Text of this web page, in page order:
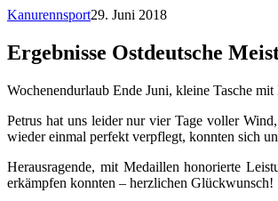
Kanurennsport29. Juni 2018
Ergebnisse Ostdeutsche
Wochenendurlaub Ende Juni, kleine Tasche
Petrus hat uns leider nur vier Tage voller
wieder einmal perfekt verpflegt, konnten sich
Herausragende, mit Medaillen honorierte
erkämpfen konnten – herzlichen Glückwunsch!